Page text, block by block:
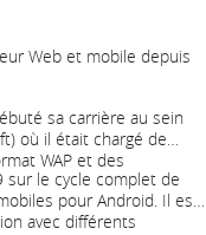
Web et mobile depuis
sa carrière au sein
où il était chargé de
WAP et des
le cycle complet de
pour Android. Il est
avec différents